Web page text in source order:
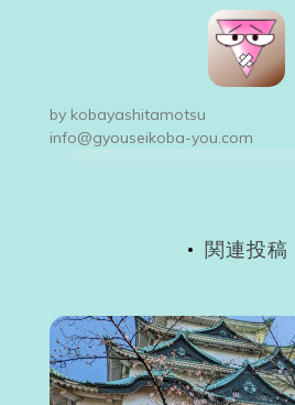
ー
シ
by kobayashitamotsu
info@gyouseikoba-you.com
関連投稿